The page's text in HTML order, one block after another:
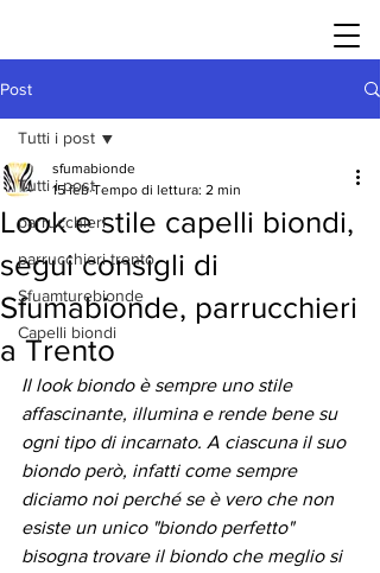
Post
Tutti i post
parrucchieri
parrucchieri trento
Sfuamturebionde
Capelli biondi
Tutti i post
Look e stile capelli biondi,
segui consigli di
Sfumabionde, parrucchieri
a Trento
sfumabionde
15 feb Tempo di lettura: 2 min
Il look biondo è sempre uno stile
affascinante, illumina e rende bene su
ogni tipo di incarnato. A ciascuna il suo
biondo però, infatti come sempre
diciamo noi perché se è vero che non
esiste un unico "biondo perfetto"
bisogna trovare il biondo che meglio si